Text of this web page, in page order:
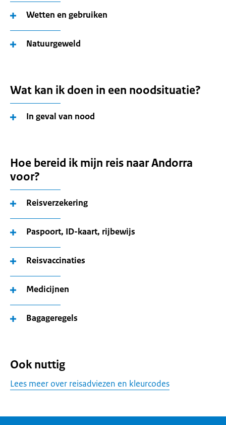
Wetten en gebruiken
Natuurgeweld
Wat kan ik doen in een noodsituatie?
In geval van nood
Hoe bereid ik mijn reis naar Andorra
voor?
Reisverzekering
Paspoort, ID-kaart, rijbewijs
Reisvaccinaties
Medicijnen
Bagageregels
Ook nuttig
Lees meer over reisadviezen en kleurcodes